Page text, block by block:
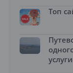
Топ
услуги